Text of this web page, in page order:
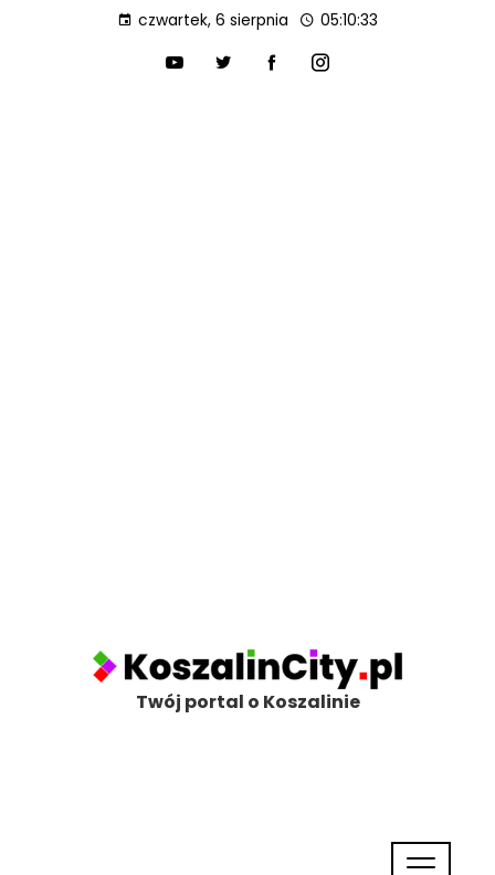
czwartek, 6 sierpnia 05:10:34
Twój portal o Koszalinie